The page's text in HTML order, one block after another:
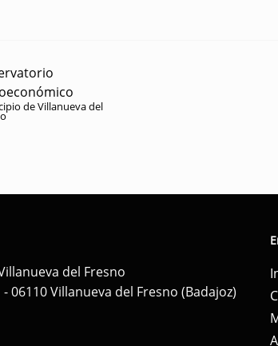
de Villanueva del
del Fresno
- 06110 Villanueva del Fresno (Badajoz)